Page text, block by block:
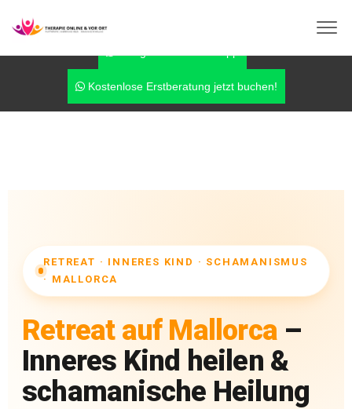
Kostenlose Erstberatung jetzt buchen!
RETREAT · INNERES KIND · SCHAMANISMUS
· MALLORCA
Retreat auf Mallorca –
Inneres Kind heilen &
schamanische Heilung